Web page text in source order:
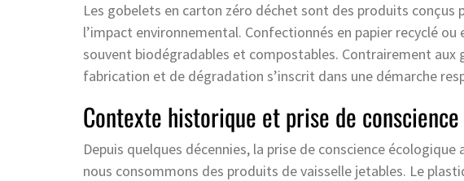
Les gobelets en carton zéro déchet sont des produits
l’impact environnemental. Confectionnés en papier recyclé
souvent biodégradables et compostables. Contrairement aux
fabrication et de dégradation s’inscrit dans une démarche
Contexte historique et prise de
Depuis quelques décennies, la prise de conscience
nous consommons des produits de vaisselle jetables. Le